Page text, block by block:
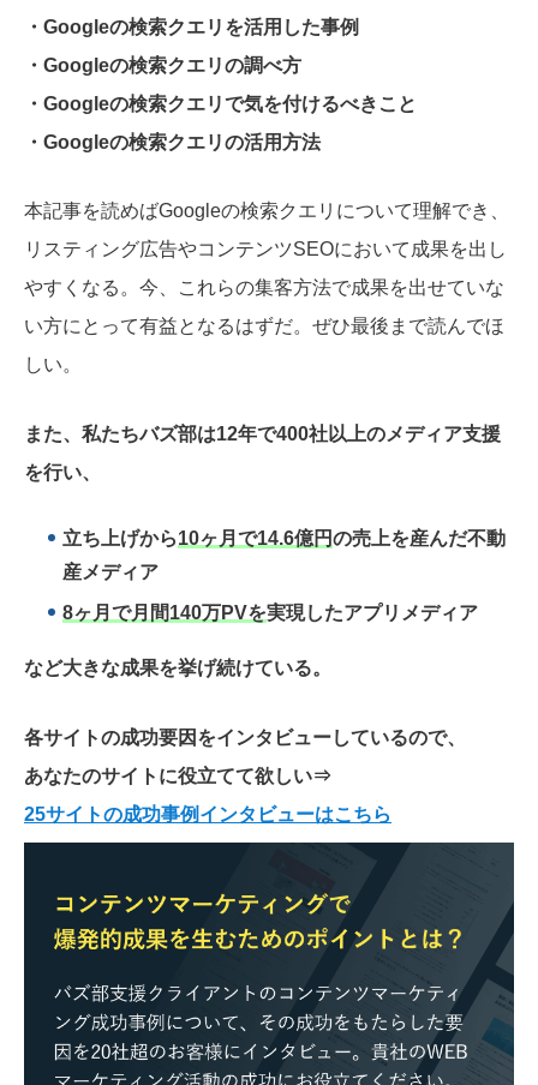
・Googleの検索クエリを活用した事例
・Googleの検索クエリの調べ方
・Googleの検索クエリで気を付けるべきこと
・Googleの検索クエリの活用方法
本記事を読めばGoogleの検索クエリについて理解でき、
リスティング広告やコンテンツSEOにおいて成果を出し
やすくなる。今、これらの集客方法で成果を出せていな
い方にとって有益となるはずだ。ぜひ最後まで読んでほ
しい。
また、私たちバズ部は12年で400社以上のメディア支援
を行い、
立ち上げから10ヶ月で14.6億円の売上を産んだ不動
産メディア
8ヶ月で月間140万PVを実現したアプリメディア
など大きな成果を挙げ続けている。
各サイトの成功要因をインタビューしているので、
あなたのサイトに役立てて欲しい⇒
25サイトの成功事例インタビューはこちら